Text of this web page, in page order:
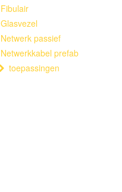
Fibulair
Glasvezel
Netwerk passief
Netwerkkabel prefab
toepassingen